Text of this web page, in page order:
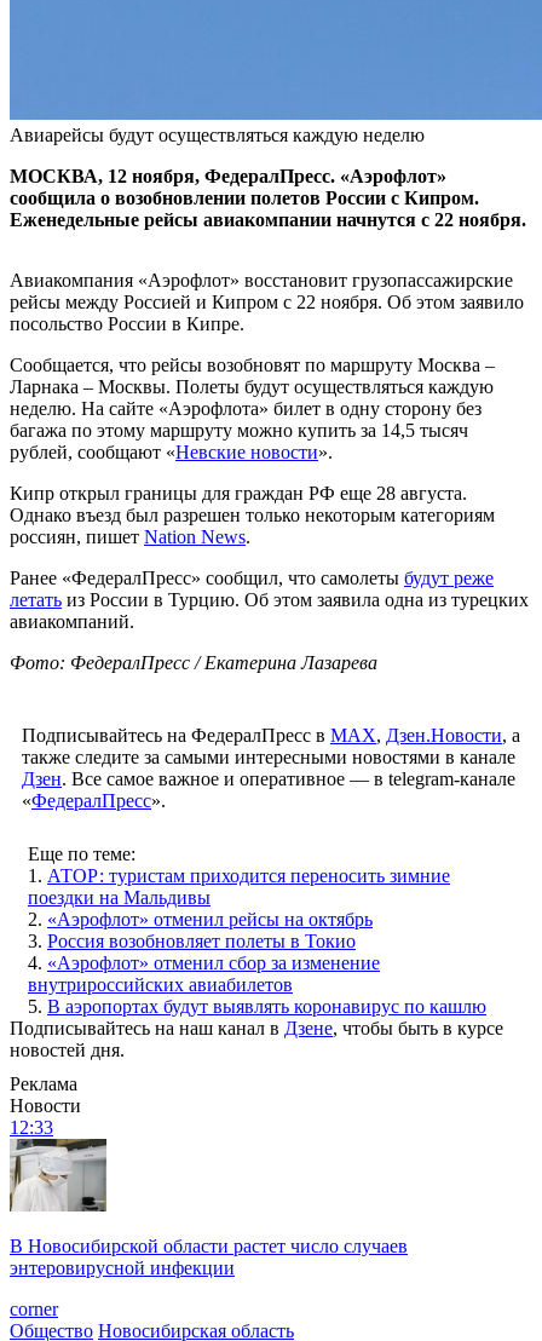
Авиарейсы будут осуществляться каждую неделю
МОСКВА, 12 ноября, ФедералПресс. «Аэрофлот»
сообщила о возобновлении полетов России с Кипром.
Еженедельные рейсы авиакомпании начнутся с 22 ноября.
Авиакомпания «Аэрофлот» восстановит грузопассажирские
рейсы между Россией и Кипром с 22 ноября. Об этом заявило
посольство России в Кипре.
Сообщается, что рейсы возобновят по маршруту Москва –
Ларнака – Москвы. Полеты будут осуществляться каждую
неделю. На сайте «Аэрофлота» билет в одну сторону без
багажа по этому маршруту можно купить за 14,5 тысяч
рублей, сообщают «Невские новости».
Кипр открыл границы для граждан РФ еще 28 августа.
Однако въезд был разрешен только некоторым категориям
россиян, пишет Nation News.
Ранее «ФедералПресс» сообщил, что самолеты будут реже
летать из России в Турцию. Об этом заявила одна из турецких
авиакомпаний.
Фото: ФедералПресс / Екатерина Лазарева
Подписывайтесь на ФедералПресс в МАХ, Дзен.Новости, а
также следите за самыми интересными новостями в канале
Дзен. Все самое важное и оперативное — в telegram-канале
«ФедералПресс».
Еще по теме:
1. АТОР: туристам приходится переносить зимние
поездки на Мальдивы
2. «Аэрофлот» отменил рейсы на октябрь
3. Россия возобновляет полеты в Токио
4. «Аэрофлот» отменил сбор за изменение
внутрироссийских авиабилетов
5. В аэропортах будут выявлять коронавирус по кашлю
Подписывайтесь на наш канал в Дзене, чтобы быть в курсе
новостей дня.
Реклама
Новости
12:33
В Новосибирской области растет число случаев
энтеровирусной инфекции
corner
Общество Новосибирская область